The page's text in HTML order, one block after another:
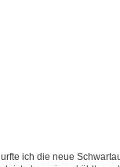
ich die neue